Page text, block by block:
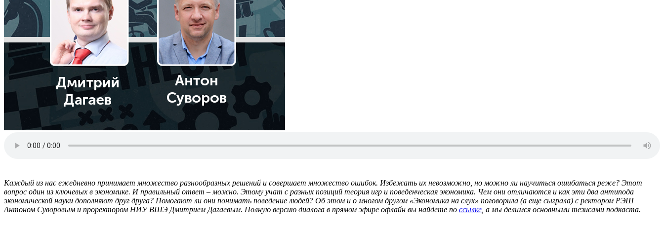
Каждый из нас ежедневно принимает множество разнообразных решений и совершает множество ошибок. Избежать их невозможно, но можно ли научиться ошибаться реже? Этот
вопрос один из ключевых в экономике. И правильный ответ – можно. Этому учат с разных позиций теория игр и поведенческая экономика. Чем они отличаются и как эти два антипода
экономической науки дополняют друг друга? Помогают ли они понимать поведение людей? Об этом и о многом другом «Экономика на слух» поговорила (а еще сыграла) с ректором РЭШ
Антоном Суворовым и проректором НИУ ВШЭ Дмитрием Дагаевым. Полную версию диалога в прямом эфире офлайн вы найдете по ссылке , а мы делимся основными тезисами подкаста.